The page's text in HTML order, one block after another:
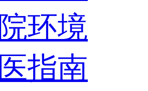
环境
指南